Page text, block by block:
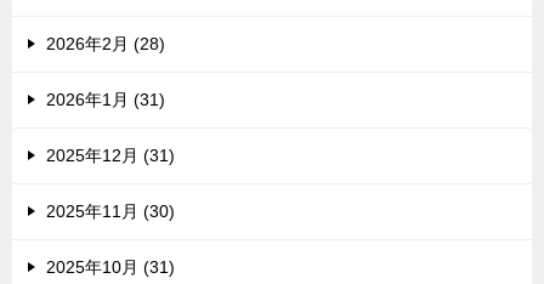
2026年2月 (28)
2026年1月 (31)
2025年12月 (31)
2025年11月 (30)
2025年10月 (31)